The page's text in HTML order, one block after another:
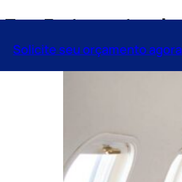
Solicite seu orçamento agora